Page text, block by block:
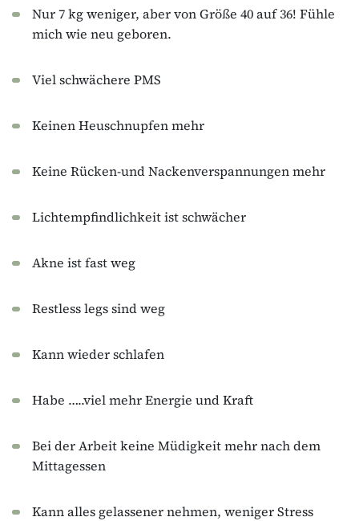
Nur 7 kg weniger, aber von Größe 40 auf 36! Fühle
mich wie neu geboren.
Viel schwächere PMS
Keinen Heuschnupfen mehr
Keine Rücken-und Nackenverspannungen mehr
Lichtempfindlichkeit ist schwächer
Akne ist fast weg
Restless legs sind weg
Kann wieder schlafen
Habe …..viel mehr Energie und Kraft
Bei der Arbeit keine Müdigkeit mehr nach dem
Mittagessen
Kann alles gelassener nehmen, weniger Stress